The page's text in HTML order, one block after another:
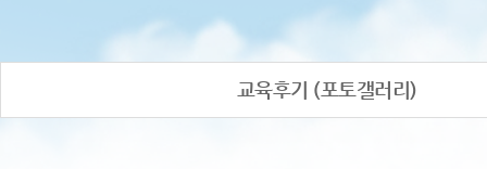
교육후기 (포토갤러리)